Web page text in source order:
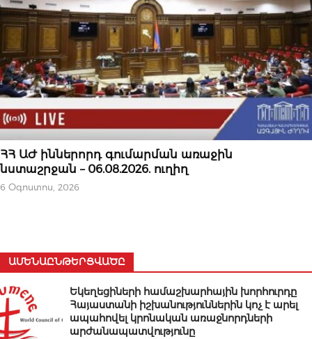
ՆՈՐՈՒԹՅՈՒՆՆԵՐ
ՀՀ ԱԺ իններորդ գումարման առաջին
նստաշրջան – 06.08.2026. ուղիղ
6 Օգոստոս, 2026
ԱՄԵՆԱԸՆԹԵՐՑՎԱԾԸ
Եկեղեցիների համաշխարհային խորհուրդը
Հայաստանի իշխանություններին կոչ է արել
ապահովել կրոնական առաջնորդների
արժանապատվությունը